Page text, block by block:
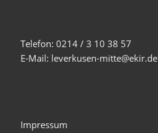
Telefon: 0214 / 3 10 38 57
E-Mail: leverkusen-mitte@ekir.de
Impressum